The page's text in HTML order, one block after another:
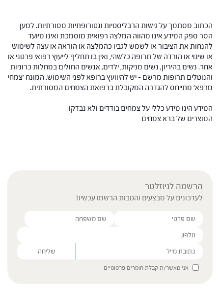
הכתוב מסתמך על גישות הרבליסטיות ונטורופתיות מסורתיות. למען
הסר ספק המידע אינו מהווה המלצה רפואית מוסמכת ואינו מיועד
להנחות את הציבור או לשמש לגביו כהמלצה או הוראה או עצה לשימוש
או שינוי או הורדה של תרופה כלשהי, ואין בו תחליף לייעוץ רפואי פרטני או
אחר. נשים בהיריון, נשים מניקות, ילדים, אנשים החולים במחלות כרוניות
והנוטלים תרופות מרשם – יש להיוועץ ברופא לפני השימוש. המונח 'צמחי
מרפא' מתייחס להגדרה המקובלת ברפואת הצמחים המסורתית.
המידע הינו מידע כללי על צמחים בודדים ולא נבדקו
המוצרים של ברא צמחים
הרשמה לניוזלטר
לעדכונים על מבצעים והטבות הרשמו עכשיו!
Please leave this field empty.
אני מאשר/ת קבלת חומרים פרסומיים